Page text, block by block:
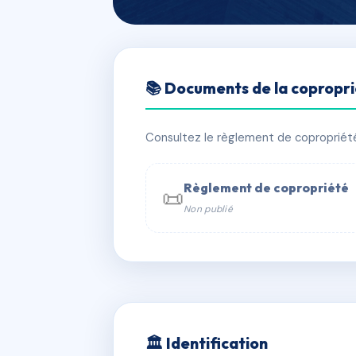
LE PARC DU
📍 LE PARC DU CHATEAU-RAMBT 29
📞 Contacter Syndic Digital
📚 Documents de la
Consultez le règlement de
📜Règlement de copropriété
Non publié
🏛 Identification